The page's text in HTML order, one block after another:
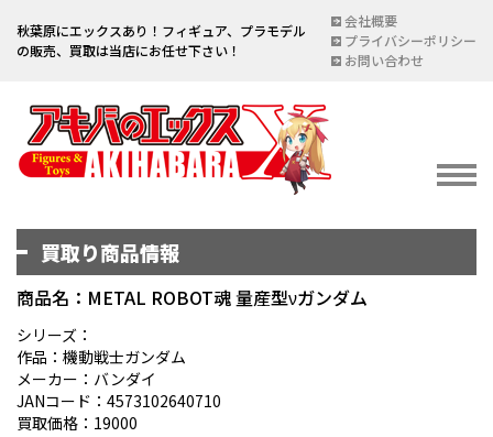
秋葉原にエックスあり！フィギュア、プラモデル
の販売、買取は当店にお任せ下さい！
会社概要
プライバシーポリシー
お問い合わせ
イベント情報
宅配買取のご案内
DELIVERY PURCHASE
買取お申し込み
ASSESSMENT
買取り商品情報
商品名：METAL ROBOT魂 量産型νガンダム
シリーズ：
作品：機動戦士ガンダム
メーカー：バンダイ
JANコード：4573102640710
買取価格：19000